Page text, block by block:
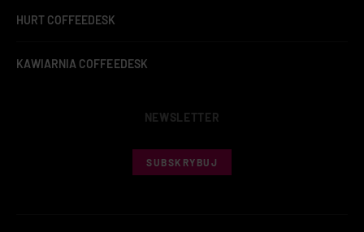
HURT COFFEEDESK
KAWIARNIA COFFEEDESK
NEWSLETTER
SUBSKRYBUJ